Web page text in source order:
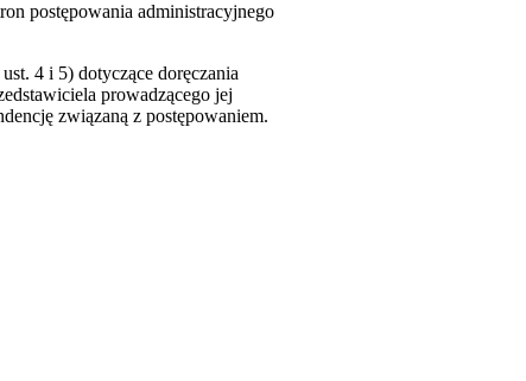
postępowania administracyjnego
4 i 5) dotyczące doręczania
prowadzącego jej
związaną z postępowaniem.